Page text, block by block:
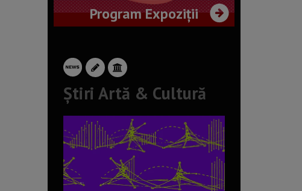
Program Expoziții
Știri Artă & Cultură